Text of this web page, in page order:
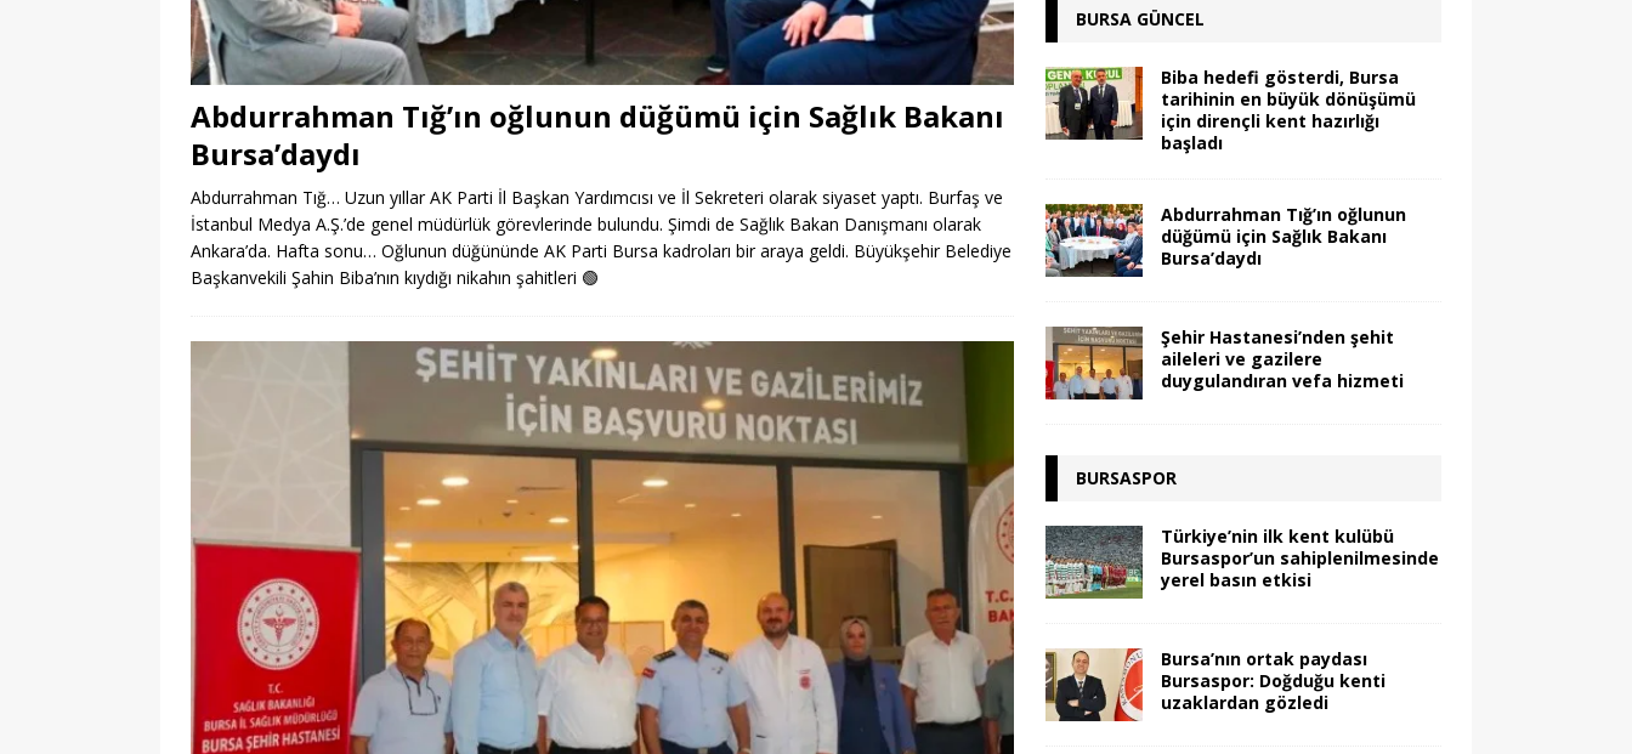
Abdurrahman Tığ’ın oğlunun düğümü için Sağlık Bakanı
Bursa’daydı
Abdurrahman Tığ… Uzun yıllar AK Parti İl Başkan Yardımcısı ve İl Sekreteri olarak siyaset yaptı. Burfaş ve
İstanbul Medya A.Ş.’de genel müdürlük görevlerinde bulundu. Şimdi de Sağlık Bakan Danışmanı olarak
Ankara’da. Hafta sonu… Oğlunun düğününde AK Parti Bursa kadroları bir araya geldi. Büyükşehir Belediye
Başkanvekili Şahin Biba’nın kıydığı nikahın şahitleri 🟢
BURSA GÜNCEL
Biba hedefi gösterdi, Bursa
tarihinin en büyük dönüşümü
için dirençli kent hazırlığı
başladı
Abdurrahman Tığ’ın oğlunun
düğümü için Sağlık Bakanı
Bursa’daydı
Şehir Hastanesi’nden şehit
aileleri ve gazilere
duygulandıran vefa hizmeti
BURSASPOR
Türkiye’nin ilk kent kulübü
Bursaspor’un sahiplenilmesinde
yerel basın etkisi
Bursa’nın ortak paydası
Bursaspor: Doğduğu kenti
uzaklardan gözledi